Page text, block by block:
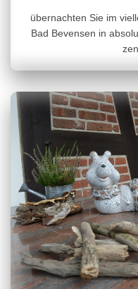
übernachten Sie im
Bad Bevensen in